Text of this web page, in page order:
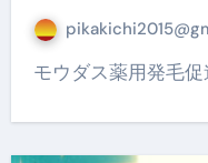
モウダス薬用発毛